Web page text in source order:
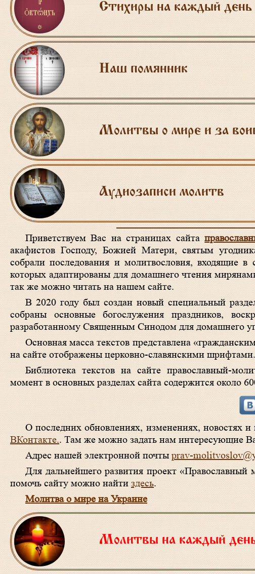
Стихиры на каждый день
Наш помянник
Молитвы о мире и за
Аудиозаписи молитв
Приветствуем Вас на страницах сайта
акафистов Господу, Божией Матери, святым
собрали последования и молитвословия, входящие
которых адаптированы для домашнего чтения
так же можно читать на нашем сайте.
В 2020 году был создан новый специальный
собраны основные богослужения праздников,
разработанному Священным Синодом для домашнего
Основная масса текстов представлена
на сайте отображены церковно-славянскими шрифтами.
Библиотека текстов на сайте православный-
момент в основных разделах сайта содержится около
О последних обновлениях, изменениях, новостях
ВКонтакте.. Там же можно задать нам интересующие
Адрес нашей электронной почтыprav-
Для дальнейшего развития проект
помочь сайту можно найтиздесь.
Молитва о мире на Украине
Молитвы на каждый